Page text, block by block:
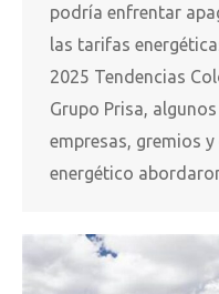
podría enfrentar
las tarifas
2025 Tendencias
Grupo Prisa,
empresas, gremios
energético